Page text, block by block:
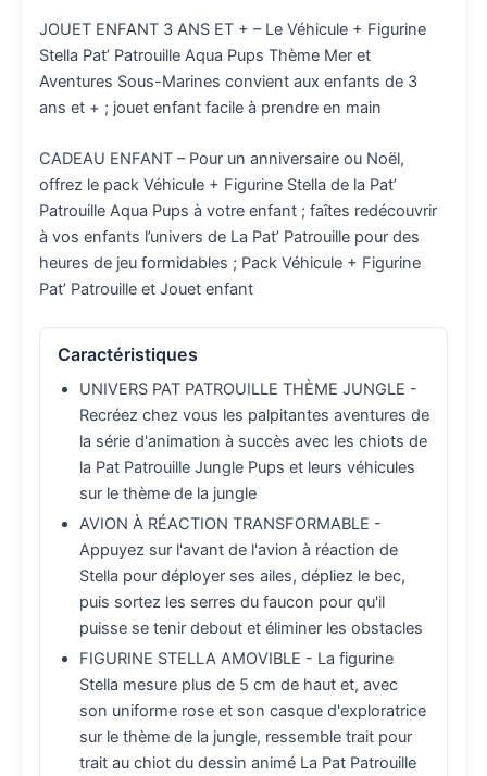
JOUET ENFANT 3 ANS ET + – Le Véhicule + Figurine
Stella Pat’ Patrouille Aqua Pups Thème Mer et
Aventures Sous-Marines convient aux enfants de 3
ans et + ; jouet enfant facile à prendre en main
CADEAU ENFANT – Pour un anniversaire ou Noël,
offrez le pack Véhicule + Figurine Stella de la Pat’
Patrouille Aqua Pups à votre enfant ; faîtes redécouvrir
à vos enfants l’univers de La Pat’ Patrouille pour des
heures de jeu formidables ; Pack Véhicule + Figurine
Pat’ Patrouille et Jouet enfant
Caractéristiques
UNIVERS PAT PATROUILLE THÈME JUNGLE -
Recréez chez vous les palpitantes aventures de
la série d'animation à succès avec les chiots de
la Pat Patrouille Jungle Pups et leurs véhicules
sur le thème de la jungle
AVION À RÉACTION TRANSFORMABLE -
Appuyez sur l'avant de l'avion à réaction de
Stella pour déployer ses ailes, dépliez le bec,
puis sortez les serres du faucon pour qu'il
puisse se tenir debout et éliminer les obstacles
FIGURINE STELLA AMOVIBLE - La figurine
Stella mesure plus de 5 cm de haut et, avec
son uniforme rose et son casque d'exploratrice
sur le thème de la jungle, ressemble trait pour
trait au chiot du dessin animé La Pat Patrouille